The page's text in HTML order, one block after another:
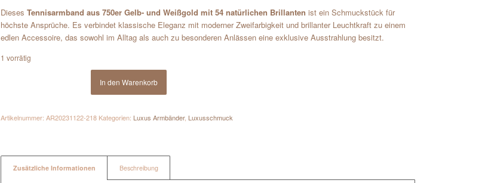
DiesesTennisarmband aus 750er Gelb- und Weißgold mit 54 natürlichen Brillanten ist ein Schmuckstück für
höchste Ansprüche. Es verbindet klassische Eleganz mit moderner Zweifarbigkeit und brillanter Leuchtkraft zu einem
edlen Accessoire, das sowohl im Alltag als auch zu besonderen Anlässen eine exklusive Ausstrahlung besitzt.
1 vorrätig
In den Warenkorb
Artikelnummer:AR20231122-218 Kategorien: Luxus Armbänder, Luxusschmuck
Zusätzliche Informationen Beschreibung